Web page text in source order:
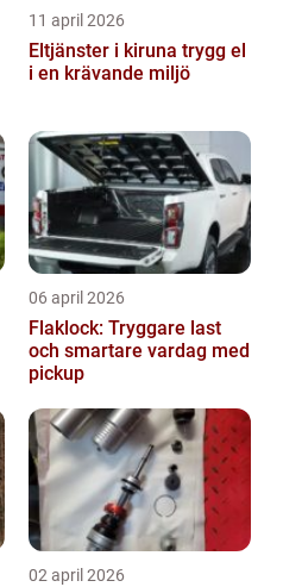
11 april 2026
Eltjänster i kiruna trygg el
i en krävande miljö
06 april 2026
Flaklock: Tryggare last
och smartare vardag med
pickup
02 april 2026